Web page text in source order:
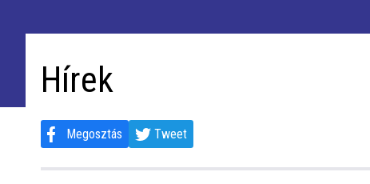
Riport
Közigazgatás
Időjárás
Hírek
Megosztás Tweet